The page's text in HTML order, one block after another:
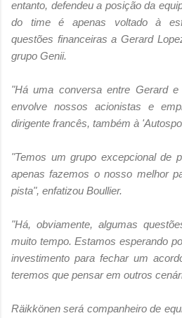
entanto, defendeu a posição da
do time é apenas voltado à
questões financeiras a Gerard
grupo Genii.
"Há uma conversa entre Gerard
envolve nossos acionistas e
dirigente francês, também à
"Temos um grupo excepcional de
apenas fazemos o nosso melhor
pista", enfatizou Boullier.
"Há, obviamente, algumas
muito tempo. Estamos esperando
investimento para fechar um
teremos que pensar em outros
Räikkönen será companheiro de